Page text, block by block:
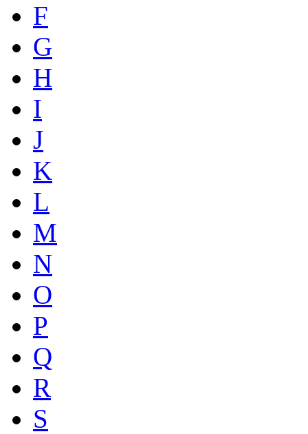
F
G
H
I
J
K
L
M
N
O
P
Q
R
S